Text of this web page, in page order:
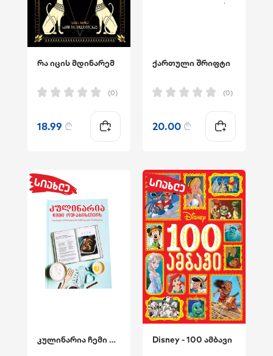
რა იცის მდინარემ
(0)
18.99 ₾
ქართული შრიფტი
(0)
20.00 ₾
კულინარია ჩემი ოჯახისთვის Disney - 100 ამბავი